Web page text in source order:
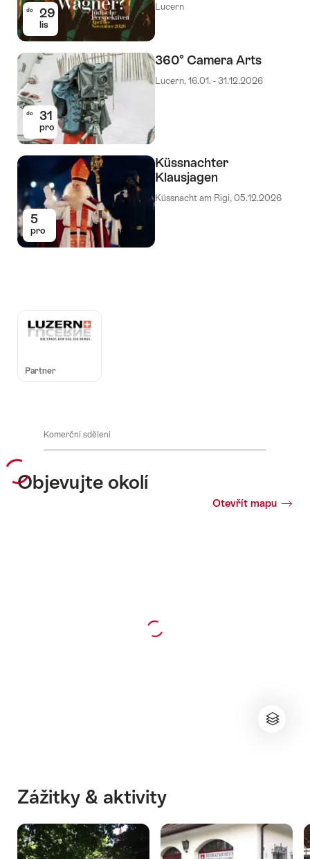
do 29
lis
Lucern
do 31
pro
360° Camera Arts
Lucern, 16.01. - 31.12.2026
5
pro
Küssnachter
Klausjagen
Küssnacht am Rigi, 05.12.2026
Partner
Komerční sdělení
Objevujte okolí
Otevřít mapu
Zážitky & aktivity